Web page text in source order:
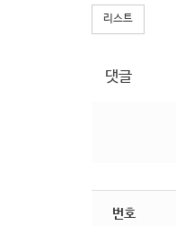
리스트
댓글
번호